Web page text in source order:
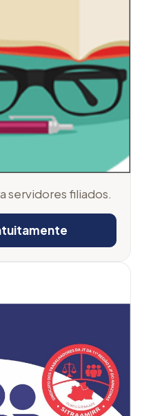
servidores filiados.